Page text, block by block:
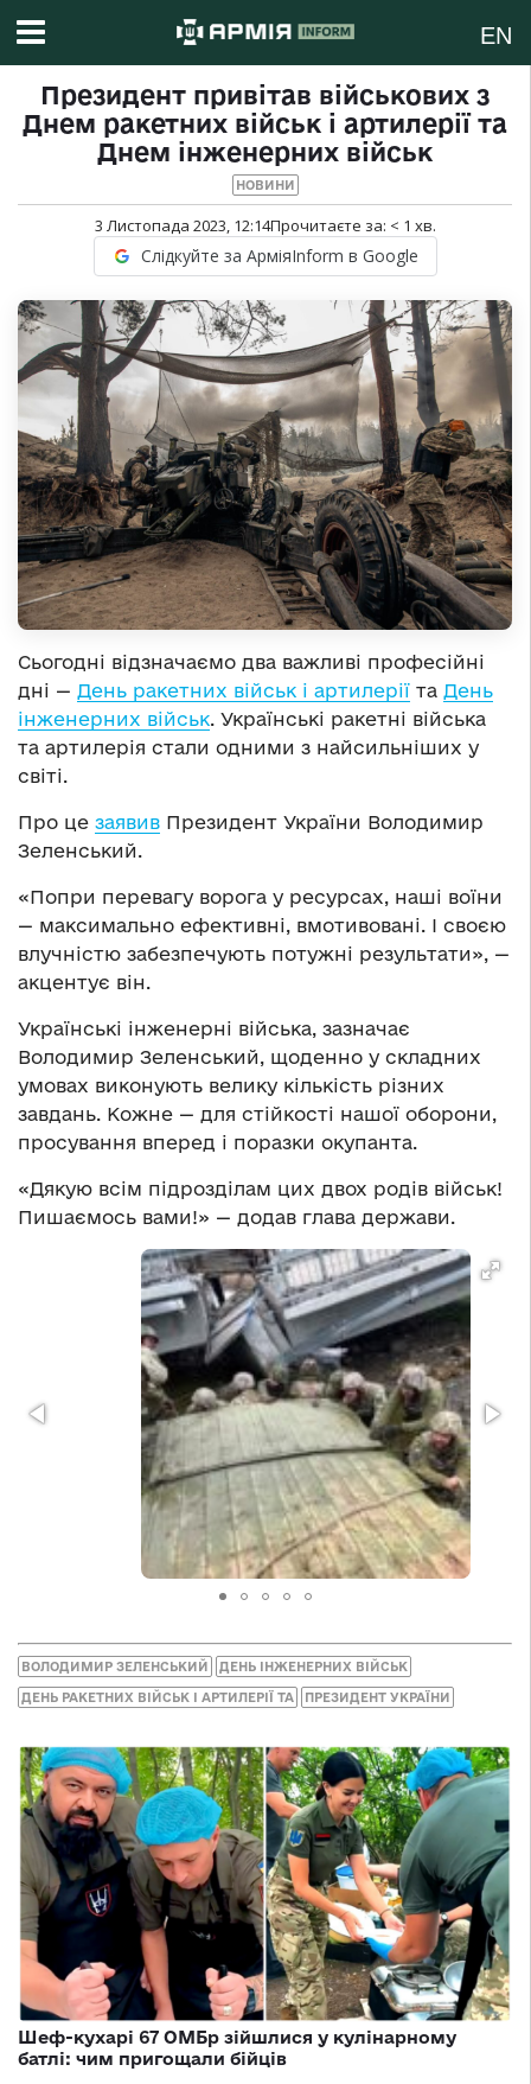
EN
Президент привітав військових з
Днем ракетних військ і артилерії та
Днем інженерних військ
НОВИНИ
3 Листопада 2023, 12:14Прочитаєте за: < 1 хв.
Слідкуйте за АрміяInform в Google
Сьогодні відзначаємо два важливі професійні
дні — День ракетних військ і артилерії та День
інженерних військ. Українські ракетні війська
та артилерія стали одними з найсильніших у
світі.
Про це заявив Президент України Володимир
Зеленський.
«Попри перевагу ворога у ресурсах, наші воїни
— максимально ефективні, вмотивовані. І своєю
влучністю забезпечують потужні результати», —
акцентує він.
Українські інженерні війська, зазначає
Володимир Зеленський, щоденно у складних
умовах виконують велику кількість різних
завдань. Кожне — для стійкості нашої оборони,
просування вперед і поразки окупанта.
«Дякую всім підрозділам цих двох родів військ!
Пишаємось вами!» — додав глава держави.
ВОЛОДИМИР ЗЕЛЕНСЬКИЙ ДЕНЬ ІНЖЕНЕРНИХ ВІЙСЬК
ДЕНЬ РАКЕТНИХ ВІЙСЬК І АРТИЛЕРІЇ ТА ПРЕЗИДЕНТ УКРАЇНИ
Шеф-кухарі 67 ОМБр зійшлися у кулінарному
батлі: чим пригощали бійців